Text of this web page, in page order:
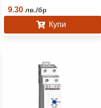
9.30 лв./бр
Купи